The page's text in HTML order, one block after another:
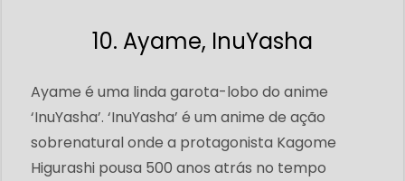
10. Ayame, InuYasha
Ayame é uma linda garota-lobo do anime
‘InuYasha’. ‘InuYasha’ é um anime de ação
sobrenatural onde a protagonista Kagome
Higurashi pousa 500 anos atrás no tempo